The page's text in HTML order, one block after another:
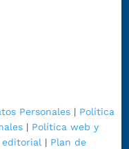
Personales| Política
| Política web y
| Plan de